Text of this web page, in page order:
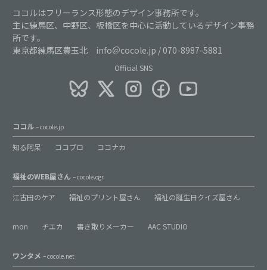
ココルはフリーランス形態のデザイン事務所です。
主に練馬区、中野区、板橋区を中心に活動しているデザイン事務
所です。
東京都練馬区豊玉北 info＠cocole.jp / 070-8987-5881
Official SNS
ココル – cocole.jp
知る阿呆 ココプロ ココナカ
福祉のWEB屋さん – cocole.ogr
江古田のケア 福祉のプリント屋さん 福祉の誕生日クイズ屋さん
mon チエカ 書き取りメーカー AAC STUDIO
ワンタメ – cocole.net